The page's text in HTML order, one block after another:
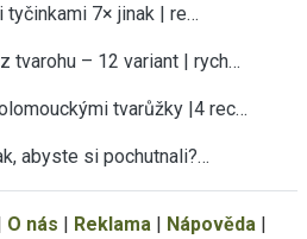
7× jinak | re…
tvarohu – 12 variant | rych…
tvarůžky |4 rec…
abyste si pochutnali?…
O nás | Reklama| Nápověda|